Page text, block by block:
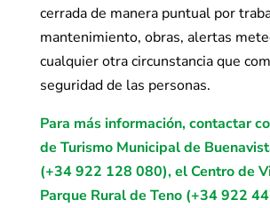
cerrada de manera puntual por
mantenimiento, obras, alertas
cualquier otra circunstancia que
seguridad de las personas.
Para más información, contactar
de Turismo Municipal de
(+34 922 128 080), el Centro de
Parque Rural de Teno (+34 922